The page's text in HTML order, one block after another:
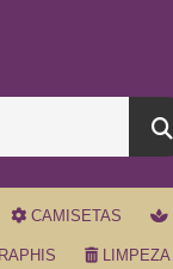
CAMISETAS
LIMPEZA